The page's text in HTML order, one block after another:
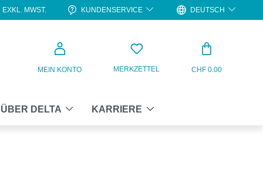
EXKL. MWST. KUNDENSERVICE DEUTSCH
MEIN KONTO MERKZETTEL CHF 0.00
ÜBER DELTA KARRIERE